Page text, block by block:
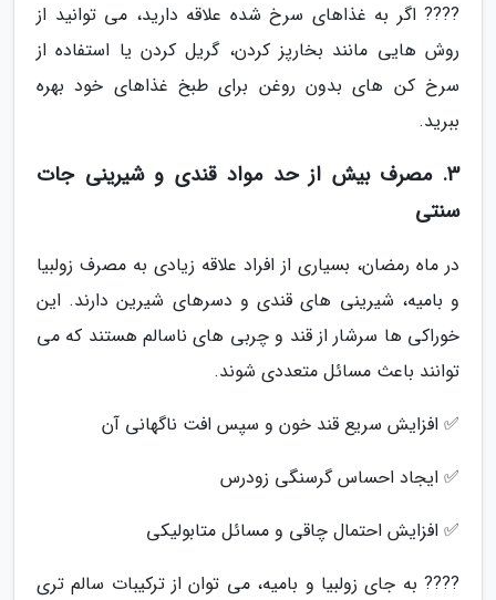
???? اگر به غذاهای سرخ شده علاقه دارید، می توانید از
روش هایی مانند بخارپز کردن، گریل کردن یا استفاده از
سرخ کن های بدون روغن برای طبخ غذاهای خود بهره
ببرید.
3. مصرف بیش از حد مواد قندی و شیرینی جات
سنتی
در ماه رمضان، بسیاری از افراد علاقه زیادی به مصرف زولبیا
و بامیه، شیرینی های قندی و دسرهای شیرین دارند. این
خوراکی ها سرشار از قند و چربی های ناسالم هستند که می
توانند باعث مسائل متعددی شوند.
✅ افزایش سریع قند خون و سپس افت ناگهانی آن
✅ ایجاد احساس گرسنگی زودرس
✅ افزایش احتمال چاقی و مسائل متابولیکی
???? به جای زولبیا و بامیه، می توان از ترکیبات سالم تری